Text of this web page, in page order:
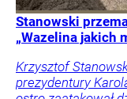
Stanowski
„Wazelina jakich
Krzysztof
prezydentury